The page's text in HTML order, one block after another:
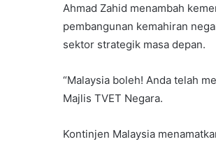
Ahmad Zahid menambah
pembangunan kemahiran
sektor strategik masa depan.
“Malaysia boleh! Anda telah
Majlis TVET Negara.
Kontinjen Malaysia